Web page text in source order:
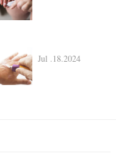
Jul .18.2024